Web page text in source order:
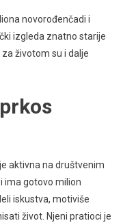
novorođenčadi i
izgleda znatno starije
životom su i dalje
aktivna na društvenim
ima gotovo milion
iskustva, motiviše
život. Njeni pratioci je